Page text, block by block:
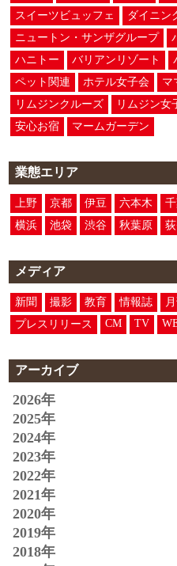
スイーツビュッフェ
ダイニン
ニュートン・サンザグループ
ハニトー
バリアンリゾート
ペット関連
ホテル女子会 マ
リムジンクルーズ
リムジン女
安心お宿
マームガーデン
業態エリア
上野 京都 伊豆 六本木
横浜
池袋 渋谷 秋葉原
メディア
新聞 撮影 教育 情報誌
プレスリリース
CM TV
アーカイブ
2026年
2025年
2024年
2023年
2022年
2021年
2020年
2019年
2018年